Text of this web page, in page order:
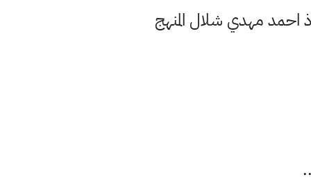
الاستاذ احمد مهدي شلال المنهج